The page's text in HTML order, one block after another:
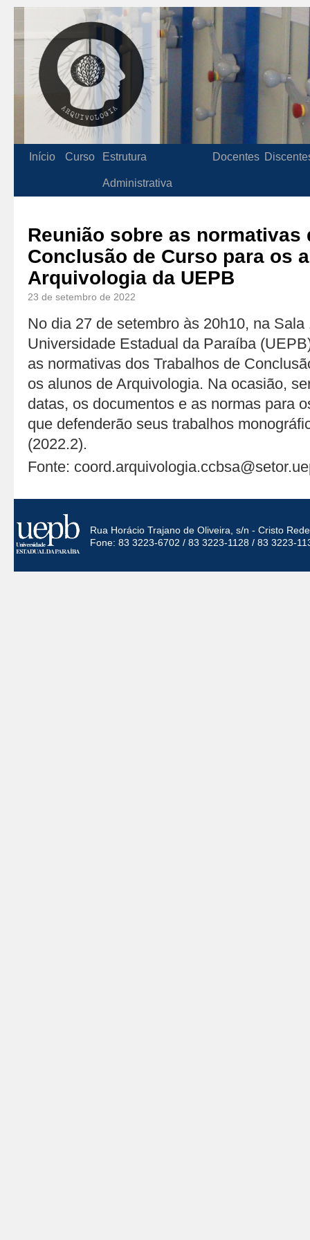
Início Curso Estrutura
Administrativa
Docentes
Reunião sobre as normativas
Conclusão de Curso para os
Arquivologia da UEPB
23 de setembro de 2022
No dia 27 de setembro às 20h10, na
Universidade Estadual da Paraíba
as normativas dos Trabalhos de
os alunos de Arquivologia. Na ocasião,
datas, os documentos e as normas para
que defenderão seus trabalhos
(2022.2).
Fonte:
Rua Horácio Trajano de Oliveira, s/n - Cristo
Fone: 83 3223-6702 / 83 3223-1128 / 83 3223-